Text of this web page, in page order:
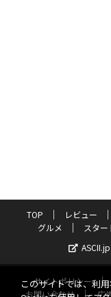
TOP レビュー
グルメ
スタ
ASCII.jp
サイトポリシー
お問い合わせ
広
このサイトでは、利